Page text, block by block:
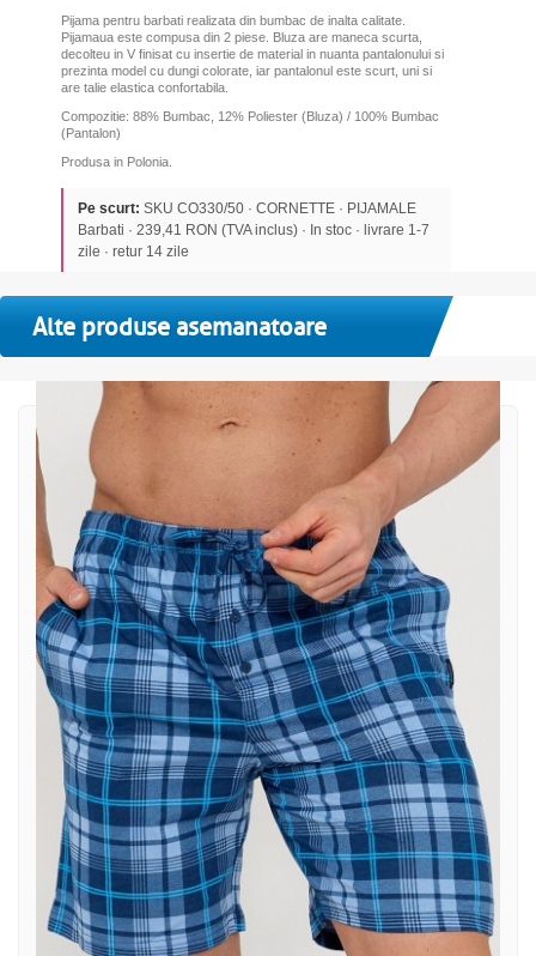
Pijama pentru barbati realizata din bumbac de inalta calitate.
Pijamaua este compusa din 2 piese. Bluza are maneca scurta,
decolteu in V finisat cu insertie de material in nuanta pantalonului si
prezinta model cu dungi colorate, iar pantalonul este scurt, uni si
are talie elastica confortabila.
Compozitie: 88% Bumbac, 12% Poliester (Bluza) / 100% Bumbac
(Pantalon)
Produsa in Polonia.
Pe scurt: SKU CO330/50 · CORNETTE · PIJAMALE
Barbati · 239,41 RON (TVA inclus) · In stoc · livrare 1-7
zile · retur 14 zile
Alte produse asemanatoare